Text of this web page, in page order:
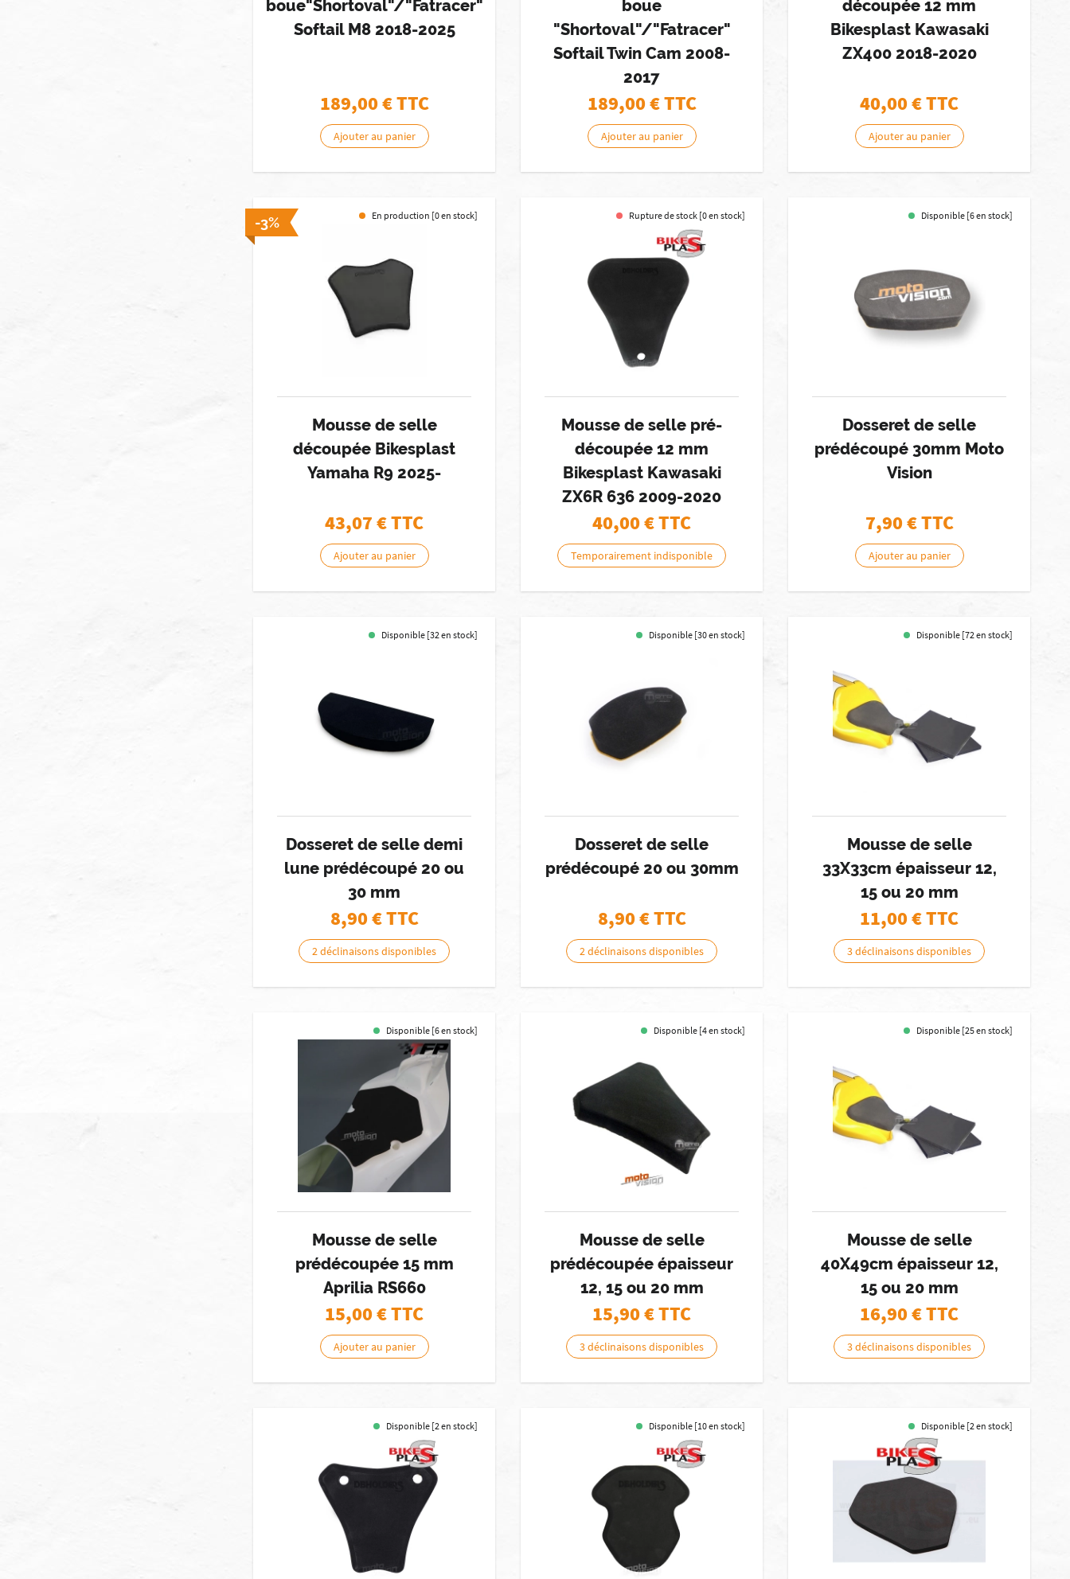
boue"Shortoval"/"Fatracer"
Softail M8 2018-2025
189,00€ TTC
Ajouter au panier
boue
"Shortoval"/"Fatracer"
Softail Twin Cam 2008-
2017
189,00€ TTC
Ajouter au panier
découpée 12 mm
Bikesplast Kawasaki
ZX400 2018-2020
40,00€ TTC
Ajouter au panier
-3% En production [0 en stock]
Mousse de selle
découpée Bikesplast
Yamaha R9 2025-
43,07 € TTC
Ajouter au panier
Rupture de stock [0 en stock]
Mousse de selle pré-
découpée 12 mm
Bikesplast Kawasaki
ZX6R 636 2009-2020
40,00€ TTC
Temporairement indisponible
Disponible [6 en stock]
Dosseret de selle
prédécoupé 30mm Moto
Vision
7,90€ TTC
Ajouter au panier
Disponible [32 en stock]
Dosseret de selle demi
lune prédécoupé 20 ou
30 mm
8,90€ TTC
2 déclinaisons disponibles
Disponible [30 en stock]
Dosseret de selle
prédécoupé 20 ou 30mm
8,90€ TTC
2 déclinaisons disponibles
Disponible [72 en stock]
Mousse de selle
33X33cm épaisseur 12,
15 ou 20 mm
11,00€ TTC
3 déclinaisons disponibles
Disponible [6 en stock]
Mousse de selle
prédécoupée 15 mm
Aprilia RS660
15,00€ TTC
Ajouter au panier
Disponible [4 en stock]
Mousse de selle
prédécoupée épaisseur
12, 15 ou 20 mm
15,90€ TTC
3 déclinaisons disponibles
Disponible [25 en stock]
Mousse de selle
40X49cm épaisseur 12,
15 ou 20 mm
16,90€ TTC
3 déclinaisons disponibles
Disponible [2 en stock] Disponible [10 en stock] Disponible [2 en stock]